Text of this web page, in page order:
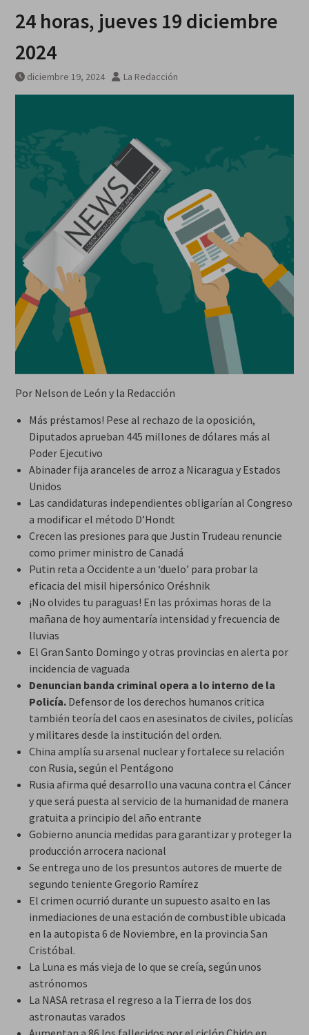
24 horas, jueves 19 diciembre
2024
diciembre 19, 2024 La Redacción
Por Nelson de León y la Redacción
Más préstamos! Pese al rechazo de la oposición,
Diputados aprueban 445 millones de dólares más al
Poder Ejecutivo
Abinader fija aranceles de arroz a Nicaragua y Estados
Unidos
Las candidaturas independientes obligarían al Congreso
a modificar el método D’Hondt
Crecen las presiones para que Justin Trudeau renuncie
como primer ministro de Canadá
Putin reta a Occidente a un ‘duelo’ para probar la
eficacia del misil hipersónico Oréshnik
¡No olvides tu paraguas! En las próximas horas de la
mañana de hoy aumentaría intensidad y frecuencia de
lluvias
El Gran Santo Domingo y otras provincias en alerta por
incidencia de vaguada
Denuncian banda criminal opera a lo interno de la
Policía.Defensor de los derechos humanos critica
también teoría del caos en asesinatos de civiles, policías
y militares desde la institución del orden.
China amplía su arsenal nuclear y fortalece su relación
con Rusia, según el Pentágono
Rusia afirma qué desarrollo una vacuna contra el Cáncer
y que será puesta al servicio de la humanidad de manera
gratuita a principio del año entrante
Gobierno anuncia medidas para garantizar y proteger la
producción arrocera nacional
Se entrega uno de los presuntos autores de muerte de
segundo teniente Gregorio Ramírez
El crimen ocurrió durante un supuesto asalto en las
inmediaciones de una estación de combustible ubicada
en la autopista 6 de Noviembre, en la provincia San
Cristóbal.
La Luna es más vieja de lo que se creía, según unos
astrónomos
La NASA retrasa el regreso a la Tierra de los dos
astronautas varados